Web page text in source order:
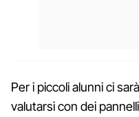
Per i piccoli alunni ci
valutarsi con dei